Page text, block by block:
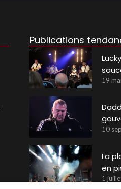
Publications
19
10
La
en
1